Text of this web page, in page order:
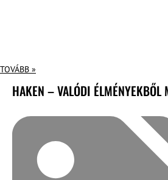
TOVÁBB »
HAKEN – VALÓDI ÉLMÉNYEKBŐL